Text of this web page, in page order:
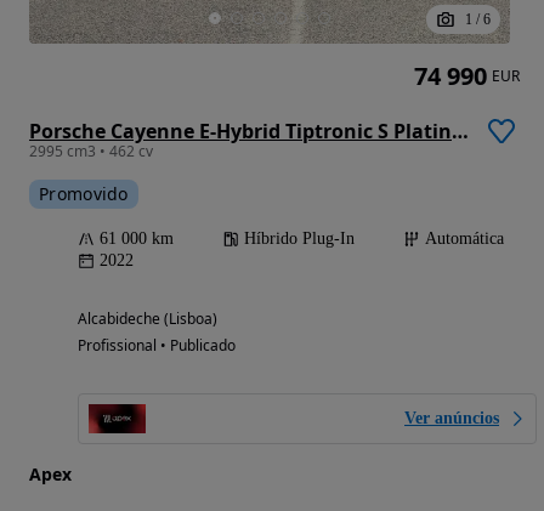
1 / 6
Porsche Cayenne E-Hybrid Tiptronic S Platinum Edition
2995 cm3 • 462 cv
Promovido
61 000 km Híbrido Plug-In
Automática
2022
Alcabideche (Lisboa)
Profissional • Publicado
Ver anúncios
Apex
74 990 EUR